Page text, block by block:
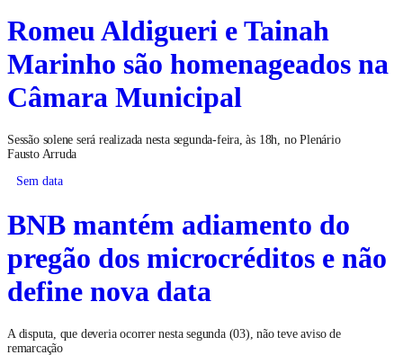
Romeu Aldigueri e Tainah
Marinho são homenageados na
Câmara Municipal
Sessão solene será realizada nesta segunda-feira, às 18h, no Plenário
Fausto Arruda
Sem data
BNB mantém adiamento do
pregão dos microcréditos e não
define nova data
A disputa, que deveria ocorrer nesta segunda (03), não teve aviso de
remarcação